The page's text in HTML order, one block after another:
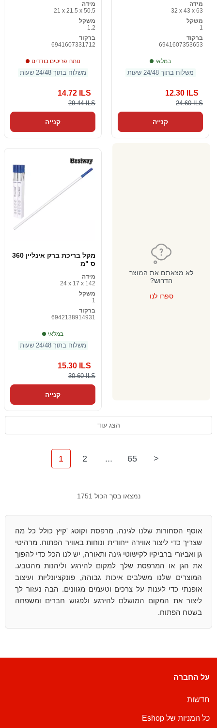
מידה
21 x 21.5 x 50.5
משקל
1.2
ברקוד
6941607331712
נותרו פריטים בודדים
משלוח בתוך 24/48 שעות
14.72 ILS
29.44 ILS
קנייה
מידה
32 x 43 x 63
משקל
1
ברקוד
6941607353653
במלאי
משלוח בתוך 24/48 שעות
12.30 ILS
24.60 ILS
קנייה
מקל בריכת ברק אינליין 360
ס "מ
מידה
24 x 17 x 142
משקל
1
ברקוד
6942138914931
במלאי
משלוח בתוך 24/48 שעות
15.30 ILS
30.60 ILS
קנייה
לא מצאתם את המוצר
הדרוש?
ספרו לנו
הצג עוד
1 2 ... 65 >
נמצאו בסך הכול 1751
אוסף הסחורות שלנו לגינה, מרפסת וקוטג 'קיץ כולל כל מה
שצריך כדי ליצור אווירה ייחודית ונוחות באוויר הפתוח. מרהיטי
גן ואביזרי ברביקיו לקישוטי גינה ותאורה, יש לנו הכל כדי להפוך
את הגן או המרפסת שלך למקום להירגע וליהנות מהטבע.
המוצרים שלנו משלבים איכות גבוהה, פונקציונליות ועיצוב
אופנתי כדי לענות על צרכים וטעמים מגוונים. הבה נעזור לך
ליצור את המקום המושלם להירגע ולפגוש חברים ומשפחה
בשטח הפתוח. ‏
על החברה
חדשות
כל המניות של Eshop